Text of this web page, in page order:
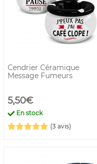
Cendrier Céramique
Message Fumeurs
5,50€
En stock
(3 avis)